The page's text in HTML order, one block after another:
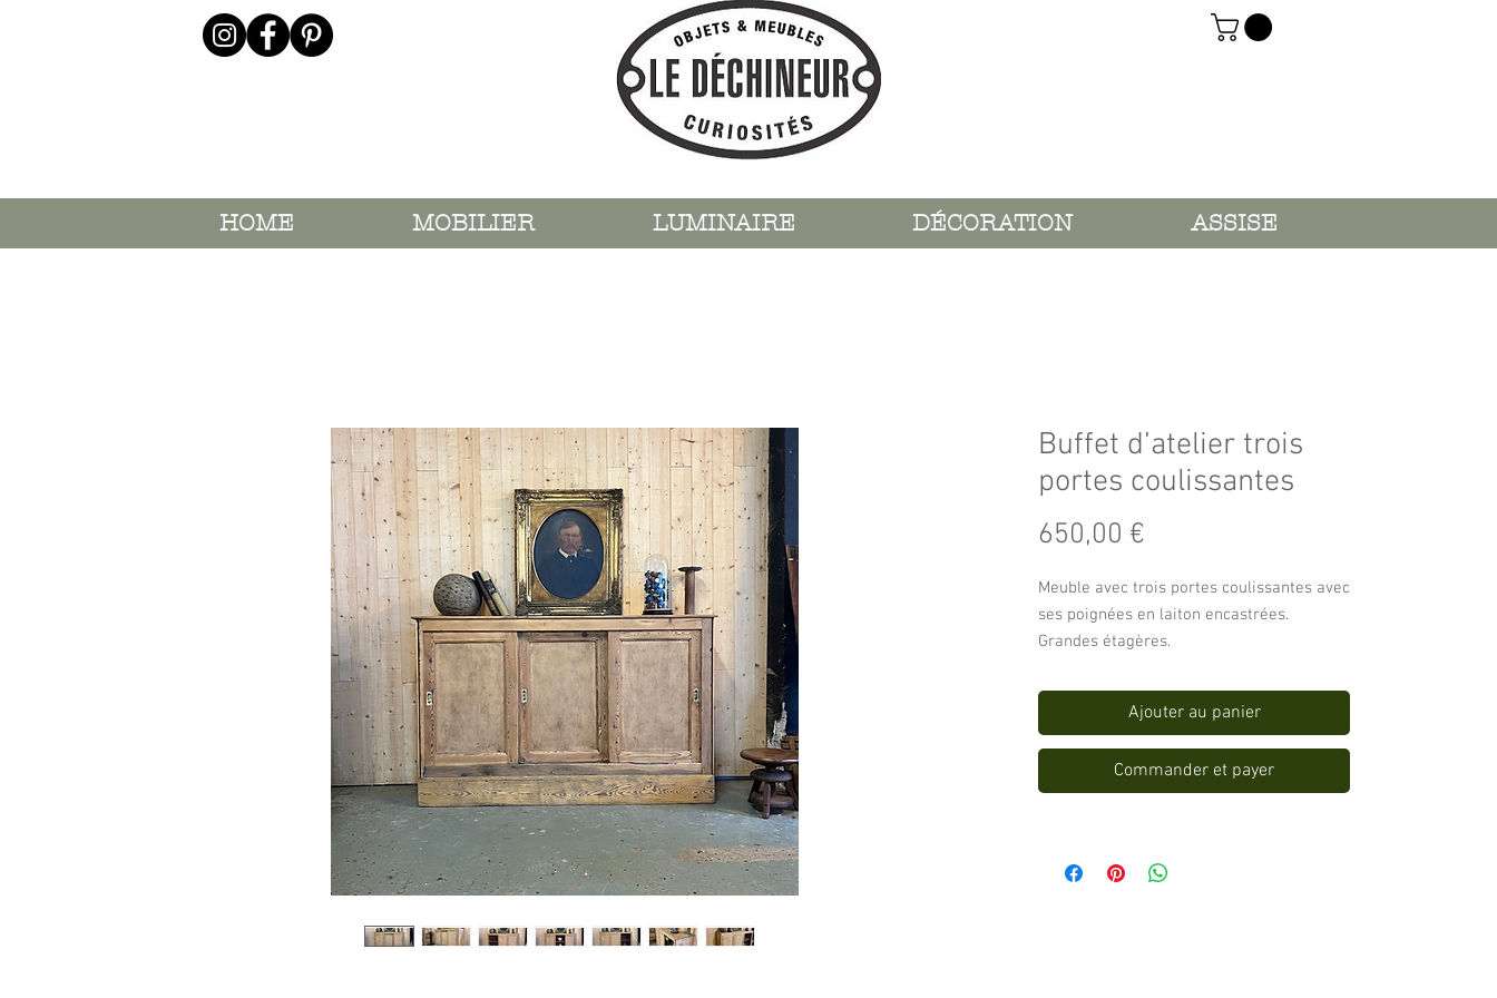
HOME MOBILIER LUMINAIRE DÉCORATION ASSISE
Buffet d’atelier trois
portes coulissantes
650,00 €
Meuble avec trois portes coulissantes avec
ses poignées en laiton encastrées.
Grandes étagères.
176 cm de long
42 cm de profondeur
110 cm de haut
Ajouter au panier
Commander et payer